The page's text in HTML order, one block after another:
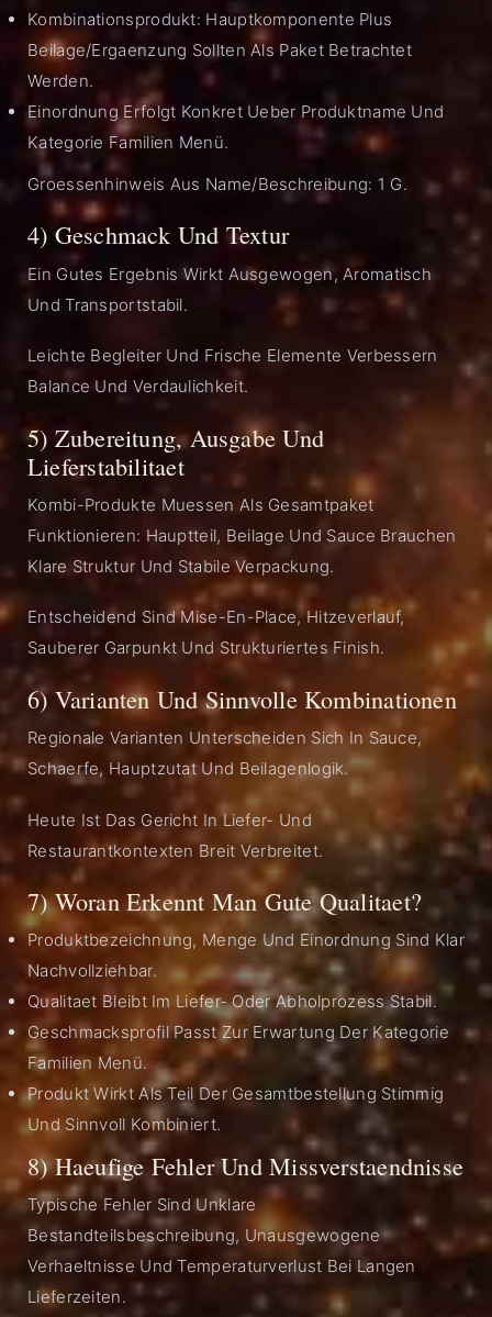
Kombinationsprodukt: Hauptkomponente Plus
Beilage/Ergaenzung Sollten Als Paket Betrachtet
Werden.
Einordnung Erfolgt Konkret Ueber Produktname Und
Kategorie Familien Menü.
Groessenhinweis Aus Name/Beschreibung: 1 G.
4) Geschmack Und Textur
Ein Gutes Ergebnis Wirkt Ausgewogen, Aromatisch
Und Transportstabil.
Leichte Begleiter Und Frische Elemente Verbessern
Balance Und Verdaulichkeit.
5) Zubereitung, Ausgabe Und
Lieferstabilitaet
Kombi-Produkte Muessen Als Gesamtpaket
Funktionieren: Hauptteil, Beilage Und Sauce Brauchen
Klare Struktur Und Stabile Verpackung.
Entscheidend Sind Mise-En-Place, Hitzeverlauf,
Sauberer Garpunkt Und Strukturiertes Finish.
6) Varianten Und Sinnvolle Kombinationen
Regionale Varianten Unterscheiden Sich In Sauce,
Schaerfe, Hauptzutat Und Beilagenlogik.
Heute Ist Das Gericht In Liefer- Und
Restaurantkontexten Breit Verbreitet.
7) Woran Erkennt Man Gute Qualitaet?
Produktbezeichnung, Menge Und Einordnung Sind Klar
Nachvollziehbar.
Qualitaet Bleibt Im Liefer- Oder Abholprozess Stabil.
Geschmacksprofil Passt Zur Erwartung Der Kategorie
Familien Menü.
Produkt Wirkt Als Teil Der Gesamtbestellung Stimmig
Und Sinnvoll Kombiniert.
8) Haeufige Fehler Und Missverstaendnisse
Typische Fehler Sind Unklare
Bestandteilsbeschreibung, Unausgewogene
Verhaeltnisse Und Temperaturverlust Bei Langen
Lieferzeiten.